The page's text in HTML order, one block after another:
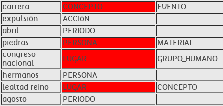
carrera
CONCEPTO
EVENTO
expulsión
ACCIóN
abril
PERIODO
piedras
PERSONA
MATERIAL
congreso
nacional
LUGAR
GRUPO_HUMANO
hermanos
PERSONA
lealtad reino
LUGAR
CONCEPTO
agosto
PERIODO